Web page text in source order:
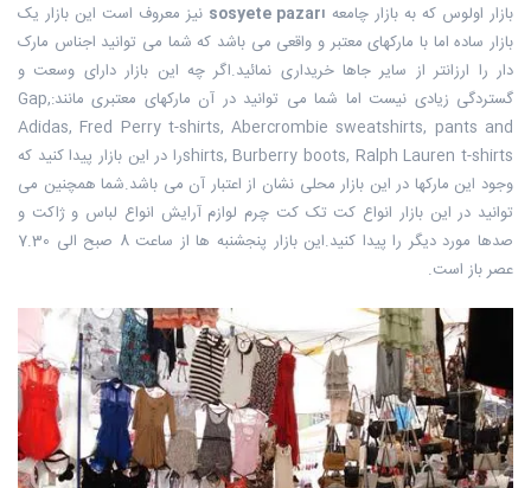
بازار اولوس که به بازار چامعه sosyete pazarı نیز معروف است این بازار یک
بازار ساده اما با مارکهای معتبر و واقعی می باشد که شما می توانید اجناس مارک
دار را ارزانتر از سایر جاها خریداری نمائید.اگر چه این بازار دارای وسعت و
گستردگی زیادی نیست اما شما می توانید در آن مارکهای معتبری مانند:Gap,
Adidas, Fred Perry t-shirts, Abercrombie sweatshirts, pants and
shirts, Burberry boots, Ralph Lauren t-shirtsرا در این بازار پیدا کنید که
وجود این مارکها در این بازار محلی نشان از اعتبار آن می باشد.شما همچنین می
توانید در این بازار انواع کت تک کت چرم لوازم آرایش انواع لباس و ژاکت و
صدها مورد دیگر را پیدا کنید.این بازار پنجشنبه ها از ساعت 8 صبح الی 7.30
عصر باز است.